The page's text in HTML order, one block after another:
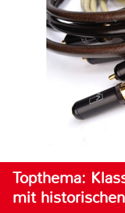
Topthema:
mit